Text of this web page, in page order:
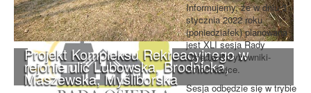
Projekt Kompleksu Rekreacyjnego w
rejonie ulic Lubowska, Brodnicka,
Maszewska, Myśliborska
Informujemy, że w dniu 3
stycznia 2022 roku
(poniedziałek) planowana
jest XLI sesja Rady
Osiedla Krzyżowniki-
Smochowice.
Sesja odbędzie się w trybie